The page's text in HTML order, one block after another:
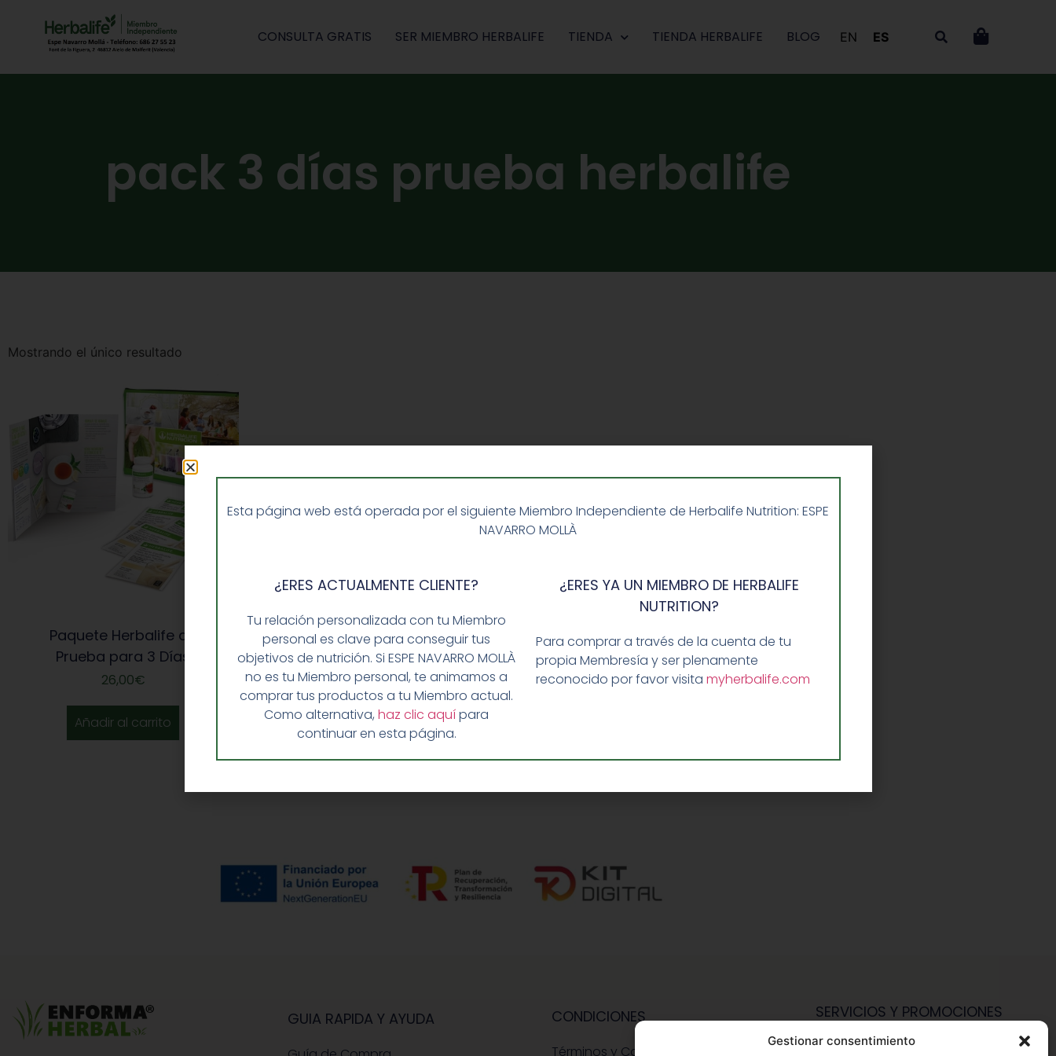
Gestionar consentimiento
CONSULTA GRATIS SER MIEMBRO HERBALIFE TIENDA TIENDA HERBALIFE BLOG EN ES
pack 3 días prueba herbalife
Mostrando el único resultado
Paquete Herbalife de
Prueba para 3 Días
26,00€
Añadir al carrito
GUIA RAPIDA Y AYUDA CONDICIONES
Términos y Condiciones
SERVICIOS Y PROMOCIONES
Hazte Miembro Herbalife
Esta página web está operada por el siguiente Miembro Independiente de Herbalife Nutrition: ESPE
NAVARRO MOLLÀ
¿ERES ACTUALMENTE CLIENTE?
Tu relación personalizada con tu Miembro
personal es clave para conseguir tus
objetivos de nutrición. Si ESPE NAVARRO MOLLÀ
no es tu Miembro personal, te animamos a
comprar tus productos a tu Miembro actual.
Como alternativa,haz clic aquípara
continuar en esta página.
¿ERES YA UN MIEMBRO DE HERBALIFE
NUTRITION?
Para comprar a través de la cuenta de tu
propia Membresía y ser plenamente
reconocido por favor visita myherbalife.com